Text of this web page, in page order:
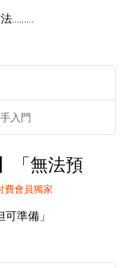
入門
「無法預
費會員獨家
準備」